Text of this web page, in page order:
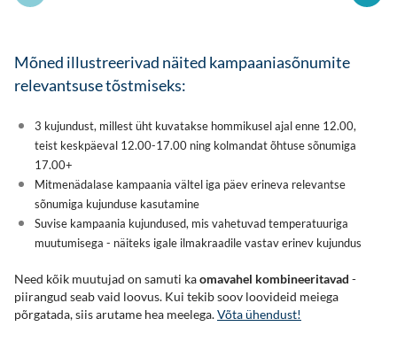
Mõned illustreerivad näited kampaaniasõnumite
relevantsuse tõstmiseks:
3 kujundust, millest üht kuvatakse hommikusel ajal enne 12.00,
teist keskpäeval 12.00-17.00 ning kolmandat õhtuse sõnumiga
17.00+
Mitmenädalase kampaania vältel iga päev erineva relevantse
sõnumiga kujunduse kasutamine
Suvise kampaania kujundused, mis vahetuvad temperatuuriga
muutumisega - näiteks igale ilmakraadile vastav erinev kujundus
Need kõik muutujad on samuti kaomavahel kombineeritavad -
piirangud seab vaid loovus. Kui tekib soov loovideid meiega
põrgatada, siis arutame hea meelega.Võta ühendust!